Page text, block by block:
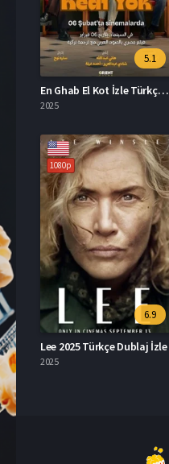
5.1
En Ghab El Kot İzle Türkçe Dublaj
2025
1080p
6.9
Lee 2025 Türkçe Dublaj İzle
2025